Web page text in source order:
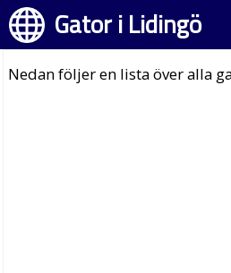
Gator i Lidingö
Nedan följer en lista över alla